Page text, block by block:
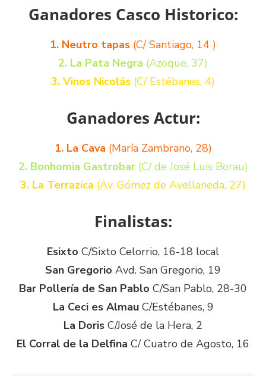
Ganadores Casco Historico:
1. Neutro tapas (C/ Santiago, 14 )
2. La Pata Negra (Azoque, 37)
3. Vinos Nicolás (C/ Estébanes, 4)
Ganadores Actur:
1. La Cava (María Zambrano, 28)
2. Bonhomia Gastrobar(C/ de José Luis Borau)
3. La Terrazica (Av. Gómez de Avellaneda, 27)
Finalistas:
Esixto C/Sixto Celorrio, 16-18 local
San Gregorio Avd. San Gregorio, 19
Bar Pollería de San Pablo C/San Pablo, 28-30
La Ceci es AlmauC/Estébanes, 9
La Doris C/José de la Hera, 2
El Corral de la Delfina C/ Cuatro de Agosto, 16